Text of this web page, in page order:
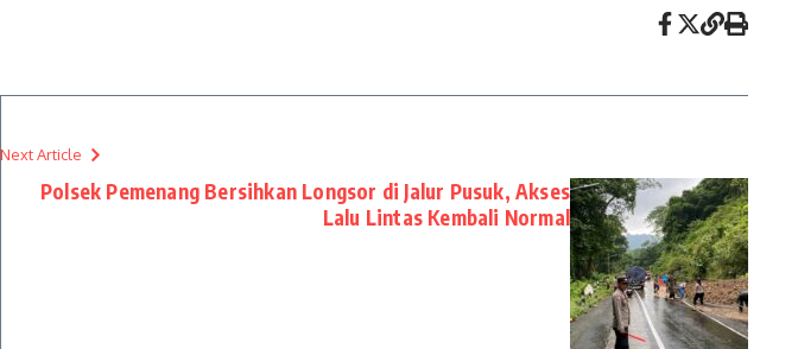
Next Article
Polsek Pemenang Bersihkan Longsor di Jalur Pusuk, Akses
Lalu Lintas Kembali Normal